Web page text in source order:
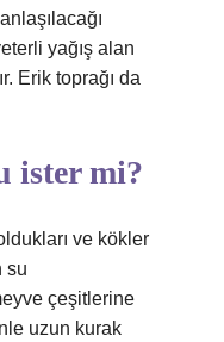
yağış alan
Erik toprağı da
ister mi?
ve kökler
su
çeşitlerine
uzun kurak